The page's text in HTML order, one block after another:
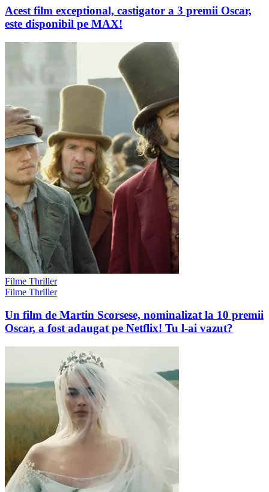
Acest film exceptional, castigator a 3 premii Oscar,
este disponibil pe MAX!
Filme Thriller
Filme Thriller
Un film de Martin Scorsese, nominalizat la 10 premii
Oscar, a fost adaugat pe Netflix! Tu l-ai vazut?